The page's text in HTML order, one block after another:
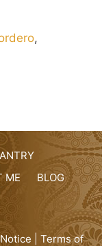
,
ME
BLOG
Terms of